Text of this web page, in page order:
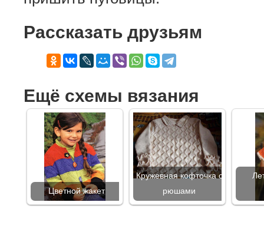
Рассказать друзьям
Ещё схемы вязания
Цветной жакет
Кружевная кофточка с
рюшами